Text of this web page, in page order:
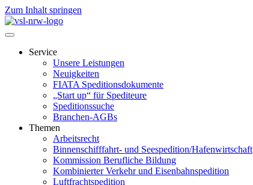
Zum Inhalt springen
Service
Unsere Leistungen
Neuigkeiten
FIATA Speditionsdokumente
„Start up“ für Spediteure
Speditionssuche
Branchen-AGBs
Themen
Arbeitsrecht
Binnenschifffahrt- und Seespedition/Hafenwirtschaft
Kommission Berufliche Bildung
Kombinierter Verkehr und Eisenbahnspedition
Luftfrachtspedition